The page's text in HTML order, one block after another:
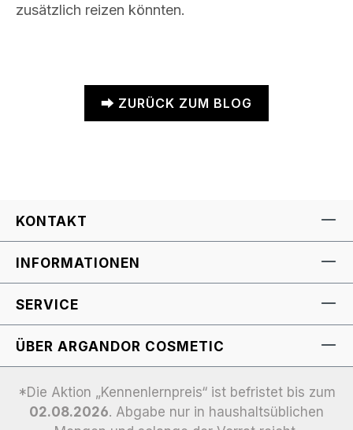
zusätzlich reizen könnten.
⮕ ZURÜCK ZUM BLOG
KONTAKT
INFORMATIONEN
SERVICE
ÜBER ARGANDOR COSMETIC
*Die Aktion „Kennenlernpreis“ ist befristet bis zum
02.08.2026. Abgabe nur in haushaltsüblichen